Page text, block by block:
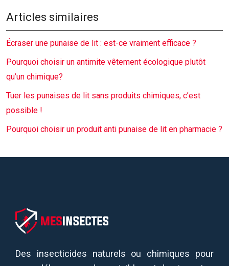
Articles similaires
Écraser une punaise de lit : est-ce vraiment efficace ?
Pourquoi choisir un antimite vêtement écologique plutôt
qu’un chimique?
Tuer les punaises de lit sans produits chimiques, c’est
possible !
Pourquoi choisir un produit anti punaise de lit en pharmacie ?
Des insecticides naturels ou chimiques pour